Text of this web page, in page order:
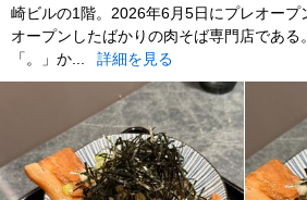
崎ビルの1階。2026年6月5日にプレオープ
オープンしたばかりの肉そば専門店である
「。」か...
詳細を見る